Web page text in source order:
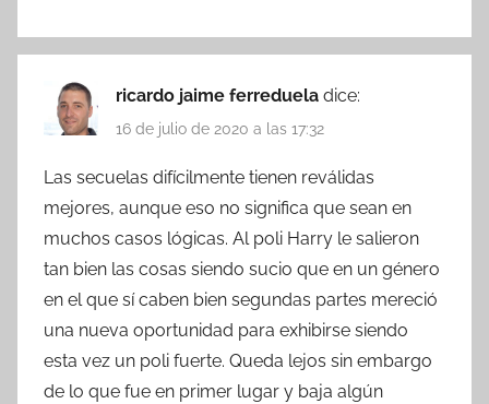
ricardo jaime ferreduela dice:
16 de julio de 2020 a las 17:32
Las secuelas difícilmente tienen reválidas
mejores, aunque eso no significa que sean en
muchos casos lógicas. Al poli Harry le salieron
tan bien las cosas siendo sucio que en un género
en el que sí caben bien segundas partes mereció
una nueva oportunidad para exhibirse siendo
esta vez un poli fuerte. Queda lejos sin embargo
de lo que fue en primer lugar y baja algún